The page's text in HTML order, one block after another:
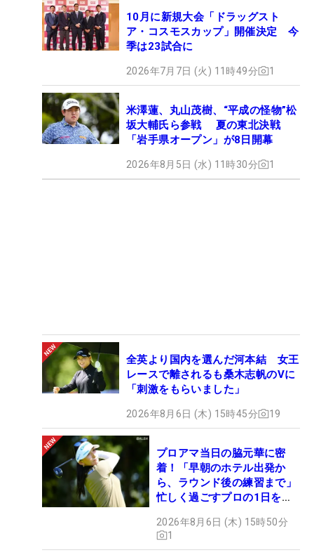
10月に新規大会「ドラッグスト
ア・コスモスカップ」開催決定 今
季は23試合に
2026年7月7日 (火) 11時49分 1
米澤蓮、丸山茂樹、“平成の怪物”松
坂大輔氏ら参戦 夏の東北決戦
「岩手県オープン」が8日開幕
2026年8月5日 (水) 11時30分 1
全英より国内を選んだ河本結 女王
レースで離されるも桑木志帆のVに
「刺激をもらいました」
2026年8月6日 (木) 15時45分 19
プロアマ当日の脇元華に密
着！「早朝のホテル出発か
ら、ラウンド後の練習まで」
忙しく過ごすプロの1日を公
2026年8月6日 (木) 15時50分
1